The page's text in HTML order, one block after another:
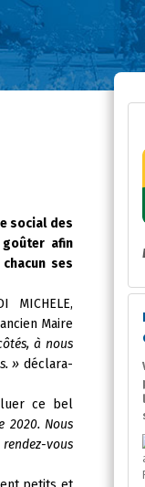
social des
afin
ses
MICHELE,
Maire
à nous
» déclara-
ce bel
2020. Nous
vous